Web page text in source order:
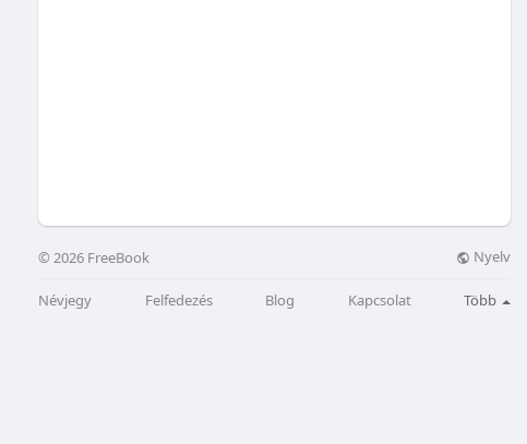
© 2026 FreeBook Nyelv
Névjegy Felfedezés Blog Kapcsolat Több